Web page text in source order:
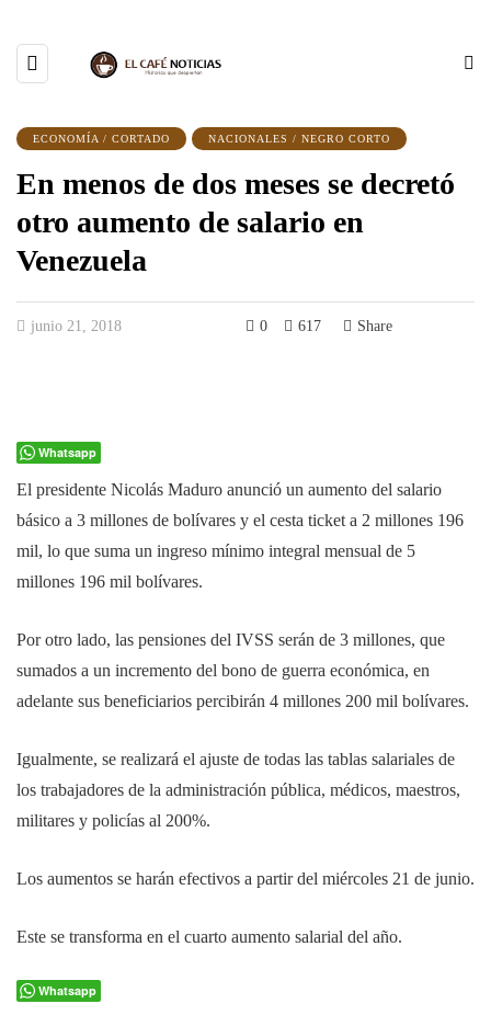
ECONOMÍA / CORTADO NACIONALES / NEGRO CORTO
En menos de dos meses se decretó
otro aumento de salario en
Venezuela
junio 21, 2018 0 617 Share
Whatsapp
El presidente Nicolás Maduro anunció un aumento del salario
básico a 3 millones de bolívares y el cesta ticket a 2 millones 196
mil, lo que suma un ingreso mínimo integral mensual de 5
millones 196 mil bolívares.
Por otro lado, las pensiones del IVSS serán de 3 millones, que
sumados a un incremento del bono de guerra económica, en
adelante sus beneficiarios percibirán 4 millones 200 mil bolívares.
Igualmente, se realizará el ajuste de todas las tablas salariales de
los trabajadores de la administración pública, médicos, maestros,
militares y policías al 200%.
Los aumentos se harán efectivos a partir del miércoles 21 de junio.
Este se transforma en el cuarto aumento salarial del año.
Whatsapp